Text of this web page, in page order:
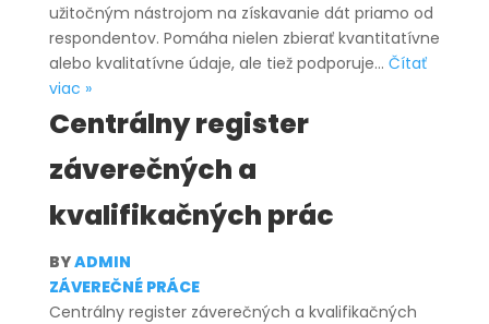
užitočným nástrojom na získavanie dát priamo od
respondentov. Pomáha nielen zbierať kvantitatívne
alebo kvalitatívne údaje, ale tiež podporuje… Čítať
viac »Dotazník
bakalárskej
práci:
Význam,
tvorba
praktické
tipy
Centrálny register
záverečných a
kvalifikačných prác
BYADMIN
ZÁVEREČNÉ PRÁCE
Centrálny register záverečných a kvalifikačných